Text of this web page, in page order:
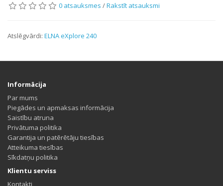
0 atsauksmes /Rakstīt atsauksmi
Atslēgvārdi: ELNA eXplore 240
Informācija
Par mums
Piegādes un apmaksas informācija
Saistību atruna
Privātuma politika
Garantija un patērētāju tiesības
Atteikuma tiesības
Sīkdatņu politika
Klientu serviss
Kontakti